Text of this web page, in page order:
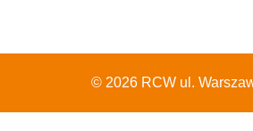
© 2026 RCW ul.